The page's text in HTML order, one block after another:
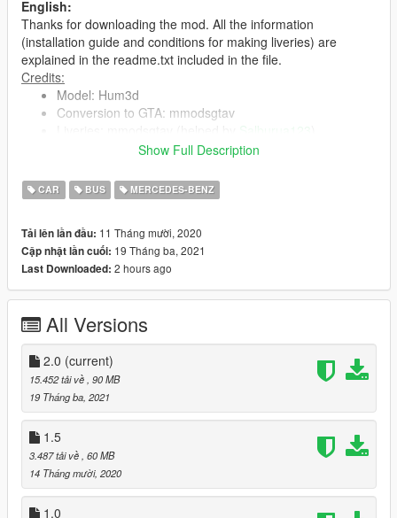
English:
Thanks for downloading the mod. All the information
(installation guide and conditions for making liveries) are
explained in the readme.txt included in the file.
Credits:
Model: Hum3d
Conversion to GTA: mmodsgtav
Salburua123
Thanks for downloading.
Español:
Gracias por descargar el mod. Toda la información sobre el
mod (ruta de instalación y condiciones para publicar texturas)
archivo.
Créditos:
Modelo: Hum3d
Conversión a GTA V: mmodsgtav
Pinturas: mmodsgtav (con ayuda de
Salburua123
Para conseguir este modelo desbloqueado, envíame un
mensaje privado.
¡Gracias por descargar!
Show Full Description
CAR BUS MERCEDES-BENZ
Tải lên lần đầu: 11 Tháng mười, 2020
Cập nhật lần cuối: 19 Tháng ba, 2021
Last Downloaded: 2 hours ago
All Versions
2.0 (current)
15.452 tải về, 90 MB
19 Tháng ba, 2021
1.5
3.487 tải về, 60 MB
14 Tháng mười, 2020
1.0